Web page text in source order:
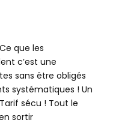
que les
c’est une
sans être obligés
systématiques ! Un
sécu ! Tout le
sortir